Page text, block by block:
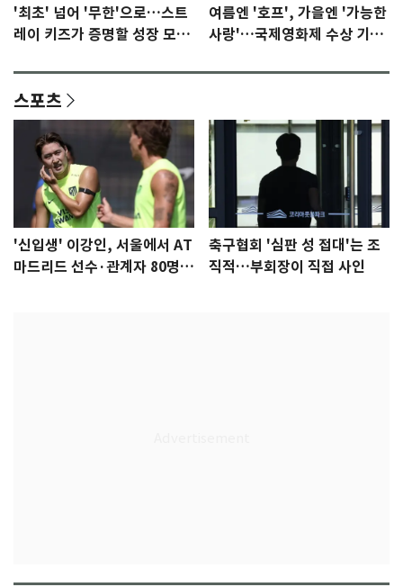
'최초' 넘어 '무한'으로…스트
레이 키즈가 증명할 성장 모멘
여름엔 '호프', 가을엔 '가능한
사랑'…국제영화제 수상 기대
스포츠
'신입생' 이강인, 서울에서 AT
마드리드 선수·관계자 80명
축구협회 '심판 성 접대'는 조
직적…부회장이 직접 사인